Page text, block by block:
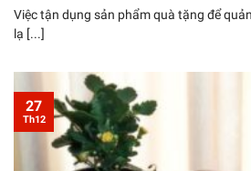
Việc tận dụng sản phẩm quà tặng để
lạ [...]
27
Th12